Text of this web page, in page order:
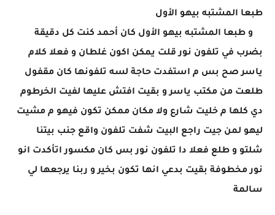
طبعا المشتبه بيهو الأول
​‏​​‏​​‏​​‏​​‏​​‏​​‏​​‏​​‏​​‏​​‏​​‏​​‏​​‏​​‏​​‏​​‏ ​​‏​​‏​​‏​​‏​​‏​​ ​​‏​​‏​​‏​​‏​​‏​​‏​​‏​​‏​​‏​​‏​​‏​​‏​​‏​​‏​​‏​​‏​​ ‏​​‏​​‏​​‏​​‏​​‏​​‏​​‏​​‏​​‏​​‏​​‏​​‏​و طبعا المشتبه بيهو الأول كان أحمد كنت كل دقيقة
بضرب في تلفون نور قلت يمكن اكون غلطان و فعلا كلام
ياسر صح بس م استفدت حاجة لسه تلفونها كان مقفول
طلعت من مكتب ياسر و بقيت افتش عليها لفيت الخرطوم
دي كلها م خليت شارع ولا مكان ممكن تكون فيهو م مشيت
ليهو لمن جيت راجع البيت شفت تلفون واقع جنب بيتنا
شلتو و طلع فعلا دا تلفون نور بس كان مكسور اتأكدت انو
نور مخطوفة بقيت بدعي انها تكون بخير و ربنا يرجعها لي
سالمة